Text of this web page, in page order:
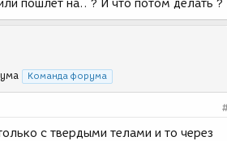
пошлет на.. ? И что потом делать ?
Команда форума
с твердыми телами и тo через